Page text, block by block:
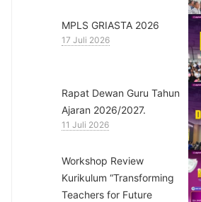
MPLS GRIASTA 2026
17 Juli 2026
Rapat Dewan Guru Tahun
Ajaran 2026/2027.
11 Juli 2026
Workshop Review
Kurikulum “Transforming
Teachers for Future